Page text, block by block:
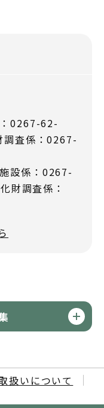
0267-62-
査係：0267-
設係：0267-
調査係：
扱いについて